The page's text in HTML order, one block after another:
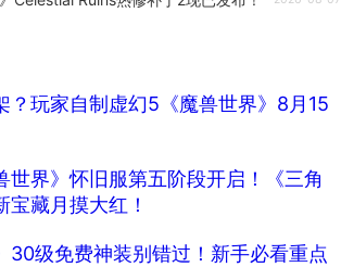
？玩家自制虚幻5《魔兽世界》8月15
世界》怀旧服第五阶段开启！《三角
藏月摸大红！
30级免费神装别错过！新手必看重点